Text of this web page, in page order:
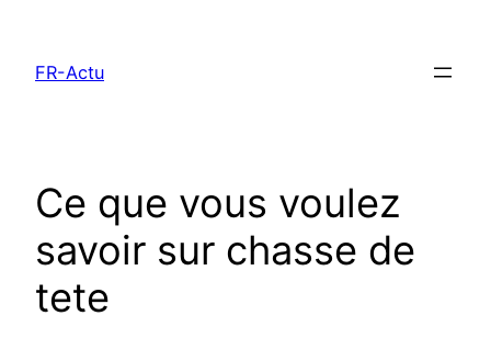
contenu
FR-Actu
Ce que vous voulez
savoir sur chasse de
tete